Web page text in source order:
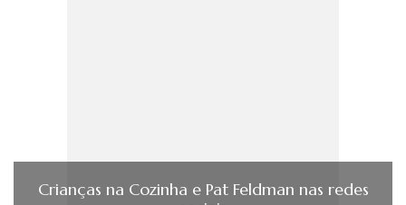
Crianças na Cozinha e Pat Feldman nas redes